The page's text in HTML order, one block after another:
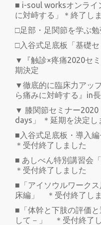
■ i-soul worksオンライ
に対峙する」＊終了し
□足部・足関節を学ぶ
□入谷式足底板「基礎
▼『触診×疼痛2020セ
期決定
▼徹底的に臨床力アッ
ら痛みに対峙する』in
▼ 膝関節セミナー2020
days」 ＊延期を決定し
■入谷式足底板・導
＊受付終了しました
■ あしべん特別講習会
＊受付終了しました
■「アイソウルワーク
床編」 ＊受付終了し
■「体幹と下肢の評価
して－」 ＊受付終了